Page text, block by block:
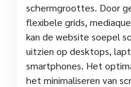
schermgroottes. Door
flexibele grids,
kan de website soepel
uitzien op desktops,
smartphones. Het
het minimaliseren van